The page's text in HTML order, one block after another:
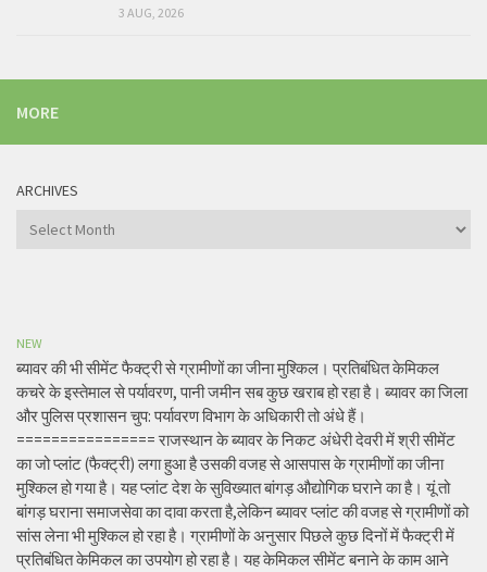
3 AUG, 2026
MORE
ARCHIVES
Archives
NEW
ब्यावर की भी सीमेंट फैक्ट्री से ग्रामीणों का जीना मुश्किल। प्रतिबंधित केमिकल
कचरे के इस्तेमाल से पर्यावरण, पानी जमीन सब कुछ खराब हो रहा है। ब्यावर का जिला
और पुलिस प्रशासन चुप: पर्यावरण विभाग के अधिकारी तो अंधे हैं।
================ राजस्थान के ब्यावर के निकट अंधेरी देवरी में श्री सीमेंट
का जो प्लांट (फैक्ट्री) लगा हुआ है उसकी वजह से आसपास के ग्रामीणों का जीना
मुश्किल हो गया है। यह प्लांट देश के सुविख्यात बांगड़ औद्योगिक घराने का है। यूं तो
बांगड़ घराना समाजसेवा का दावा करता है,लेकिन ब्यावर प्लांट की वजह से ग्रामीणों को
सांस लेना भी मुश्किल हो रहा है। ग्रामीणों के अनुसार पिछले कुछ दिनों में फैक्ट्री में
प्रतिबंधित केमिकल का उपयोग हो रहा है। यह केमिकल सीमेंट बनाने के काम आने